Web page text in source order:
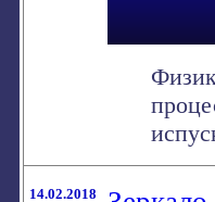
14.02.2018